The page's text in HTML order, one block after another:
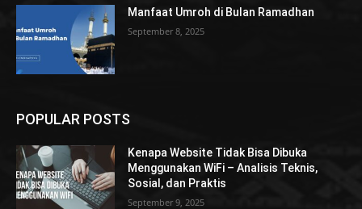
Manfaat Umroh di Bulan Ramadhan
September 8, 2025
POPULAR POSTS
Kenapa Website Tidak Bisa Dibuka
Menggunakan WiFi – Analisis Teknis,
Sosial, dan Praktis
September 9, 2025